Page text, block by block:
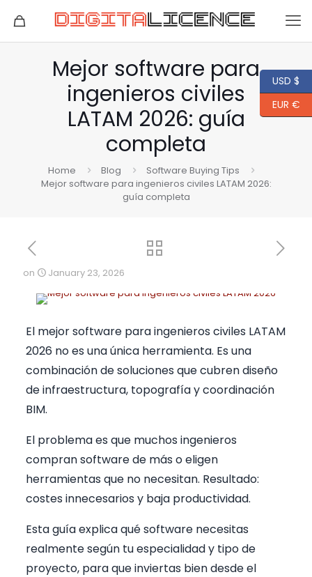
Mejor software para
ingenieros civiles
LATAM 2026: guía
completa
Home Blog
Software Buying Tips
Mejor software para ingenieros civiles LATAM 2026:
guía completa
on January 23, 2026
El mejor software para ingenieros civiles LATAM
2026 no es una única herramienta. Es una
combinación de soluciones que cubren diseño
de infraestructura, topografía y coordinación
BIM.
El problema es que muchos ingenieros
compran software de más o eligen
herramientas que no necesitan. Resultado:
costes innecesarios y baja productividad.
Esta guía explica qué software necesitas
realmente según tu especialidad y tipo de
proyecto, para que inviertas bien desde el
USD $
EUR €